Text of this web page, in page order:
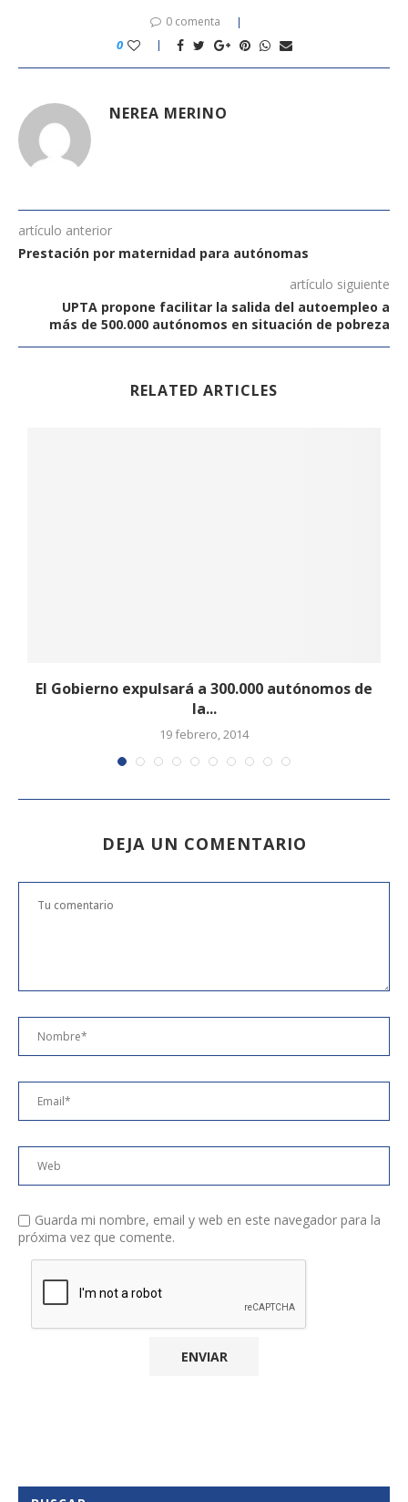
0 comenta
0
NEREA MERINO
artículo anterior
Prestación por maternidad para autónomas
artículo siguiente
UPTA propone facilitar la salida del autoempleo a
más de 500.000 autónomos en situación de pobreza
RELATED ARTICLES
El Gobierno expulsará a 300.000 autónomos de
la...
19 febrero, 2014
DEJA UN COMENTARIO
Guarda mi nombre, email y web en este navegador para la
próxima vez que comente.